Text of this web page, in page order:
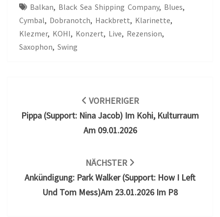
Balkan, Black Sea Shipping Company, Blues,
Cymbal, Dobranotch, Hackbrett, Klarinette,
Klezmer, KOHI, Konzert, Live, Rezension,
Saxophon, Swing
VORHERIGER
Pippa (Support: Nina Jacob) Im Kohi, Kulturraum
Am 09.01.2026
NÄCHSTER
Ankündigung: Park Walker (Support: How I Left
Und Tom Mess)am 23.01.2026 Im P8